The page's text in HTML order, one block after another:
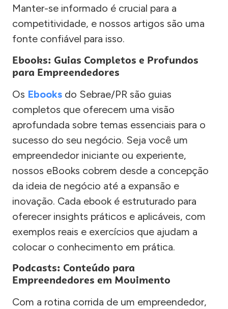
Manter-se informado é crucial para a
competitividade, e nossos artigos são uma
fonte confiável para isso.
Ebooks: Guias Completos e Profundos
para Empreendedores
Os Ebooks do Sebrae/PR são guias
completos que oferecem uma visão
aprofundada sobre temas essenciais para o
sucesso do seu negócio. Seja você um
empreendedor iniciante ou experiente,
nossos eBooks cobrem desde a concepção
da ideia de negócio até a expansão e
inovação. Cada ebook é estruturado para
oferecer insights práticos e aplicáveis, com
exemplos reais e exercícios que ajudam a
colocar o conhecimento em prática.
Podcasts: Conteúdo para
Empreendedores em Movimento
Com a rotina corrida de um empreendedor,